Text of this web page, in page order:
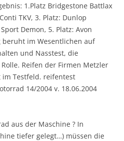
1.Platz Bridgestone Battlax
TKV, 3. Platz: Dunlop
Demon, 5. Platz: Avon
beruht im Wesentlichen auf
und Nasstest, die
Reifen der Firmen Metzler
Testfeld. reifentest
14/2004 v. 18.06.2004
aus der Maschine ? In
tiefer gelegt…) müssen die